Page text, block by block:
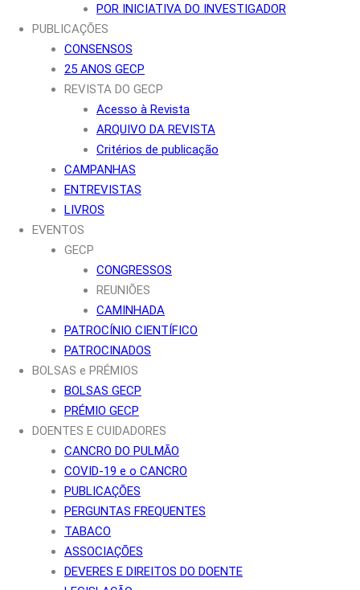
POR INICIATIVA DO INVESTIGADOR
PUBLICAÇÕES
CONSENSOS
25 ANOS GECP
REVISTA DO GECP
Acesso à Revista
ARQUIVO DA REVISTA
Critérios de publicação
CAMPANHAS
ENTREVISTAS
LIVROS
EVENTOS
GECP
CONGRESSOS
REUNIÕES
CAMINHADA
PATROCÍNIO CIENTÍFICO
PATROCINADOS
BOLSAS e PRÉMIOS
BOLSAS GECP
PRÉMIO GECP
DOENTES E CUIDADORES
CANCRO DO PULMÃO
COVID-19 e o CANCRO
PUBLICAÇÕES
PERGUNTAS FREQUENTES
TABACO
ASSOCIAÇÕES
DEVERES E DIREITOS DO DOENTE